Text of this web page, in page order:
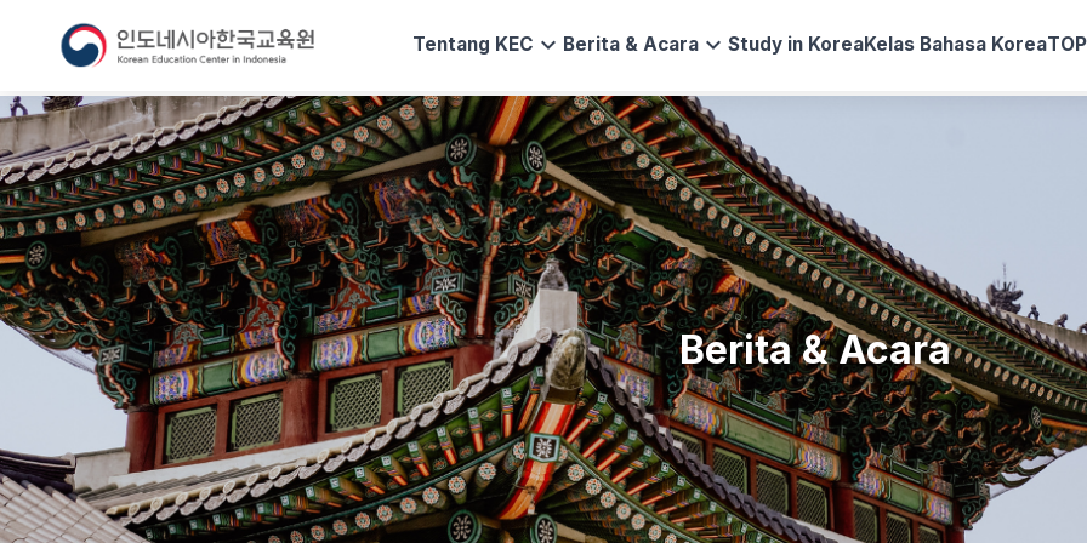
Tentang KEC expand_more Berita & Acara expand_moreStudy in KoreaKelas Bahasa Korea
Berita & Acara